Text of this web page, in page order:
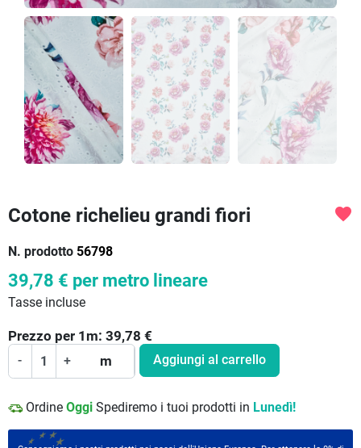
Cotone richelieu grandi fiori
N. prodotto 56798
favorite
39,78 € per metro lineare
Tasse incluse
Prezzo per 1 m: 39,78 €
- + m Aggiungi al carrello
Ordine Oggi Spediremo i tuoi prodotti in Lunedì!